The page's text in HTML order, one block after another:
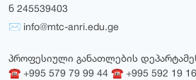
ნ 245539403
✉ info@mtc-anri.edu.ge
პროფესიული განათლების
☎ +995 579 79 99 44 ☎ +995 592 19